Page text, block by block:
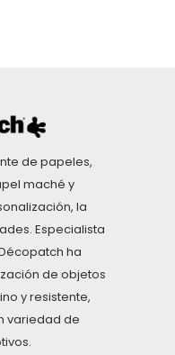
de papeles,
maché y
la
Especialista
ha
de objetos
y resistente,
variedad de